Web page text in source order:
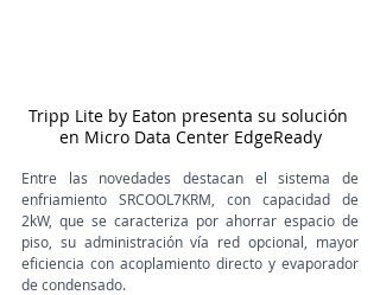
Tripp Lite by Eaton presenta su solución
en Micro Data Center EdgeReady
Entre las novedades destacan el sistema de
enfriamiento SRCOOL7KRM, con capacidad de
2kW, que se caracteriza por ahorrar espacio de
piso, su administración vía red opcional, mayor
eficiencia con acoplamiento directo y evaporador
de condensado.